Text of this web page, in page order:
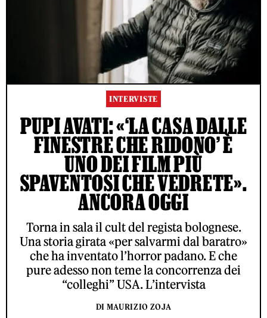
INTERVISTE
PUPI AVATI: «‘LA CASA DALLE
FINESTRE CHE RIDONO’ È
UNO DEI FILM PIÙ
SPAVENTOSI CHE VEDRETE».
ANCORA OGGI
Torna in sala il cult del regista bolognese.
Una storia girata «per salvarmi dal baratro»
che ha inventato l’horror padano. E che
pure adesso non teme la concorrenza dei
“colleghi” USA. L’intervista
DI MAURIZIO ZOJA